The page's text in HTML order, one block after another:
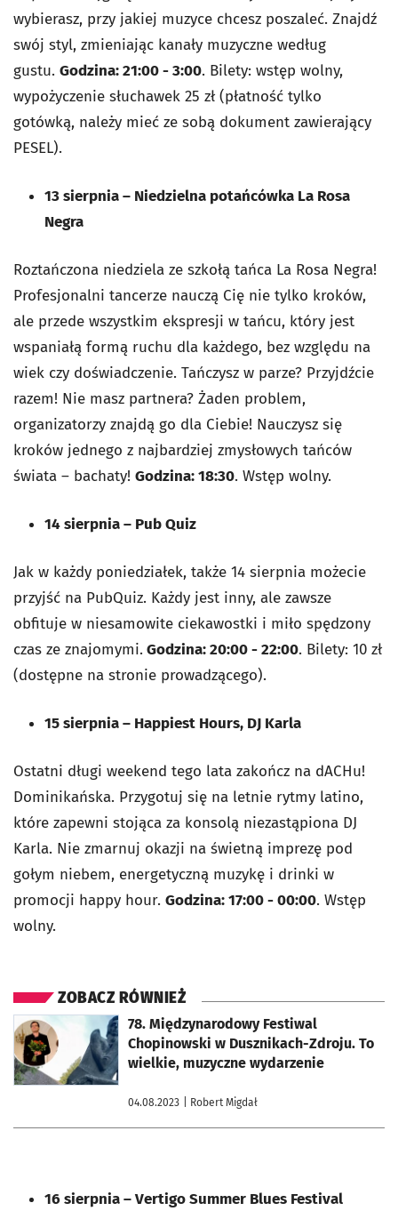
wybierasz, przy jakiej muzyce chcesz poszaleć. Znajdź
swój styl, zmieniając kanały muzyczne według
gustu. Godzina: 21:00 - 3:00. Bilety: wstęp wolny,
wypożyczenie słuchawek 25 zł (płatność tylko
gotówką, należy mieć ze sobą dokument zawierający
PESEL).
13 sierpnia– Niedzielna potańcówka La Rosa
Negra
Roztańczona niedziela ze szkołą tańca La Rosa Negra!
Profesjonalni tancerze nauczą Cię nie tylko kroków,
ale przede wszystkim ekspresji w tańcu, który jest
wspaniałą formą ruchu dla każdego, bez względu na
wiek czy doświadczenie. Tańczysz w parze? Przyjdźcie
razem! Nie masz partnera? Żaden problem,
organizatorzy znajdą go dla Ciebie! Nauczysz się
kroków jednego z najbardziej zmysłowych tańców
świata – bachaty! Godzina: 18:30. Wstęp wolny.
14 sierpnia– Pub Quiz
Jak w każdy poniedziałek, także 14 sierpnia możecie
przyjść na PubQuiz. Każdy jest inny, ale zawsze
obfituje w niesamowite ciekawostki i miło spędzony
czas ze znajomymi. Godzina: 20:00 - 22:00. Bilety: 10 zł
(dostępne na stronie prowadzącego).
15 sierpnia– Happiest Hours, DJ Karla
Ostatni długi weekend tego lata zakończ na dACHu!
Dominikańska. Przygotuj się na letnie rytmy latino,
które zapewni stojąca za konsolą niezastąpiona DJ
Karla. Nie zmarnuj okazji na świetną imprezę pod
gołym niebem, energetyczną muzykę i drinki w
promocji happy hour. Godzina: 17:00 - 00:00. Wstęp
wolny.
ZOBACZ RÓWNIEŻ
78. Międzynarodowy Festiwal
Chopinowski w Dusznikach-Zdroju. To
wielkie, muzyczne wydarzenie
04.08.2023 | Robert Migdał
otworzy się w nowej karcie
16 sierpnia–Vertigo Summer Blues Festival